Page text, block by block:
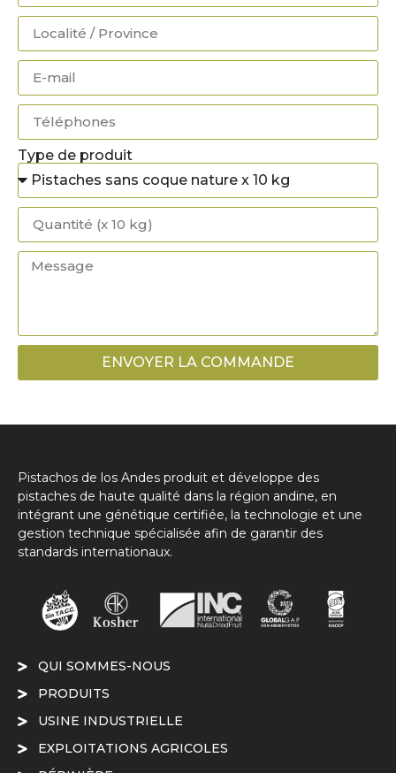
Type de produit
ENVOYER LA COMMANDE
Pistachos de los Andes produit et développe des
pistaches de haute qualité dans la région andine, en
intégrant une génétique certifiée, la technologie et une
gestion technique spécialisée afin de garantir des
standards internationaux.
QUI SOMMES-NOUS
PRODUITS
USINE INDUSTRIELLE
EXPLOITATIONS AGRICOLES